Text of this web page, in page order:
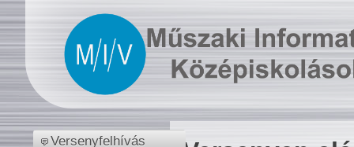
Versenyfelhívás